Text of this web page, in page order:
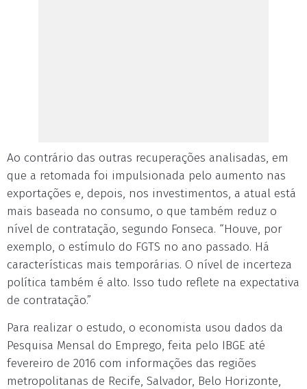
Ao contrário das outras recuperações analisadas, em
que a retomada foi impulsionada pelo aumento nas
exportações e, depois, nos investimentos, a atual está
mais baseada no consumo, o que também reduz o
nível de contratação, segundo Fonseca. “Houve, por
exemplo, o estímulo do FGTS no ano passado. Há
características mais temporárias. O nível de incerteza
política também é alto. Isso tudo reflete na expectativa
de contratação.”
Para realizar o estudo, o economista usou dados da
Pesquisa Mensal do Emprego, feita pelo IBGE até
fevereiro de 2016 com informações das regiões
metropolitanas de Recife, Salvador, Belo Horizonte,